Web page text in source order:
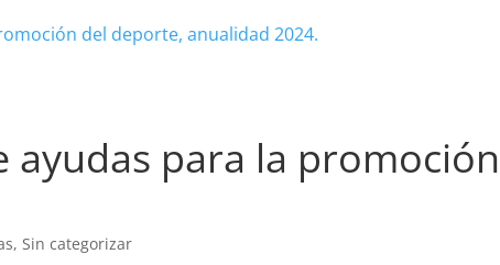
del deporte, anualidad 2024.
ayudas para la
,Sin categorizar